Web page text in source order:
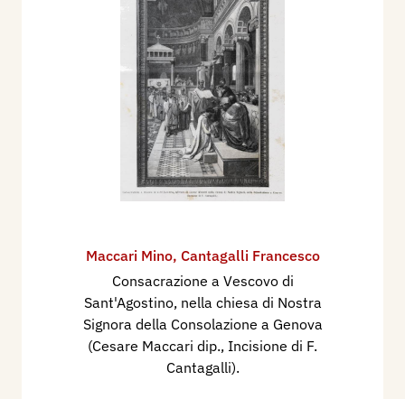
Maccari Mino, Cantagalli Francesco
Consacrazione a Vescovo di
Sant'Agostino, nella chiesa di Nostra
Signora della Consolazione a Genova
(Cesare Maccari dip., Incisione di F.
Cantagalli).